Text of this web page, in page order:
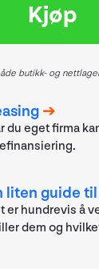
Kjøp
butikk- og
du eget firma
liten guide
er hundrevis å
dem og